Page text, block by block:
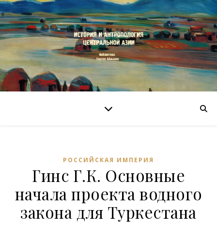
РОССИЙСКАЯ ИМПЕРИЯ
Гинс Г.К. Основные
начала проекта водного
закона для Туркестана